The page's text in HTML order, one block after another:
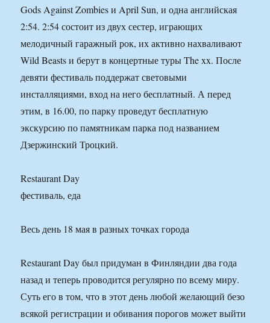
Gods Against Zombies и April Sun, и одна английская
2:54. 2:54 состоит из двух сестер, играющих
мелодичный гаражный рок, их активно нахваливают
Wild Beasts и берут в концертные туры The xx. После
девяти фестиваль поддержат световыми
инсталляциями, вход на него бесплатный. А перед
этим, в 16.00, по парку проведут бесплатную
экскурсию по памятникам парка под названием
Дзержинский Троцкий.
Restaurant Day
фестиваль, еда
Весь день 18 мая в разных точках города
Restaurant Day был придуман в Финляндии два года
назад и теперь проводится регулярно по всему миру.
Суть его в том, что в этот день любой желающий безо
всякой регистрации и обивания порогов может выйти